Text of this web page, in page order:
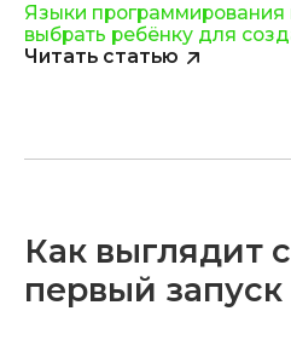
Языки программирования
выбрать ребёнку для
Читать статью
Как выглядит
первый запуск